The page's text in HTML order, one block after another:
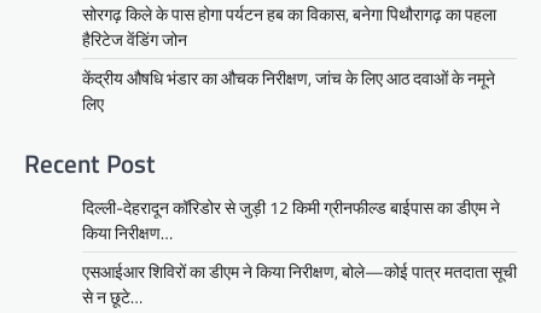
सोरगढ़ किले के पास होगा पर्यटन हब का विकास, बनेगा पिथौरागढ़ का पहला
हैरिटेज वेंडिंग जोन
केंद्रीय औषधि भंडार का औचक निरीक्षण, जांच के लिए आठ दवाओं के नमूने
लिए
Recent Post
दिल्ली-देहरादून कॉरिडोर से जुड़ी 12 किमी ग्रीनफील्ड बाईपास का डीएम ने
किया निरीक्षण…
एसआईआर शिविरों का डीएम ने किया निरीक्षण, बोले—कोई पात्र मतदाता सूची
से न छूटे…